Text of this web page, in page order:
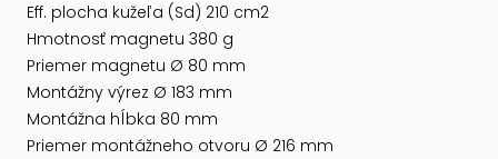
Eff. plocha kužeľa (Sd) 210 cm2
Hmotnosť magnetu 380 g
Priemer magnetu Ø 80 mm
Montážny výrez Ø 183 mm
Montážna hĺbka 80 mm
Priemer montážneho otvoru Ø 216 mm